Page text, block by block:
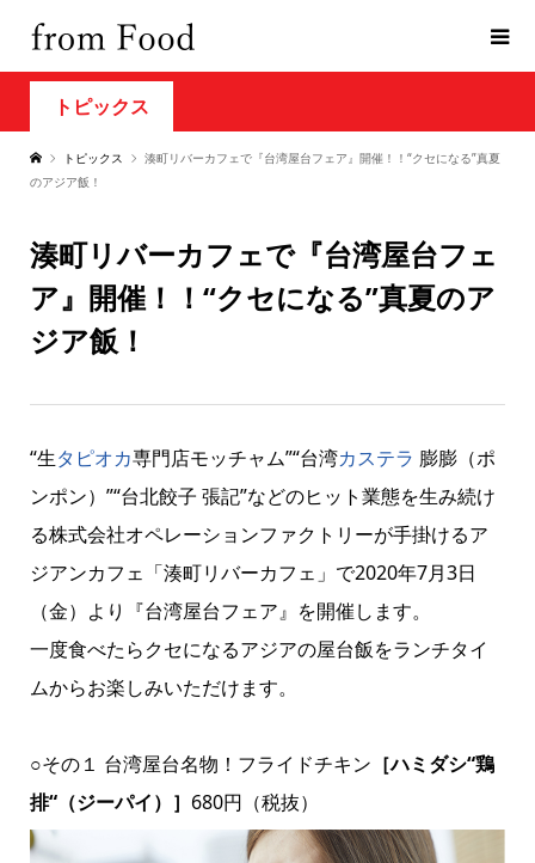
トピックス
トピックス
湊町リバーカフェで『台湾屋台フェア』開催！！“クセになる”真夏
のアジア飯！
湊町リバーカフェで『台湾屋台フェ
ア』開催！！“クセになる”真夏のア
ジア飯！
“生タピオカ専門店モッチャム”“台湾カステラ 膨膨（ポ
ンポン）”“台北餃子 張記”などのヒット業態を生み続け
る株式会社オペレーションファクトリーが手掛けるア
ジアンカフェ「湊町リバーカフェ」で2020年7月3日
（金）より『台湾屋台フェア』を開催します。
一度食べたらクセになるアジアの屋台飯をランチタイ
ムからお楽しみいただけます。
○その１ 台湾屋台名物！フライドチキン ［ハミダシ“鶏
排“（ジーパイ）］ 680円（税抜）